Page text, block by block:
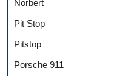
Norbert
Pit Stop
Pitstop
Porsche 911